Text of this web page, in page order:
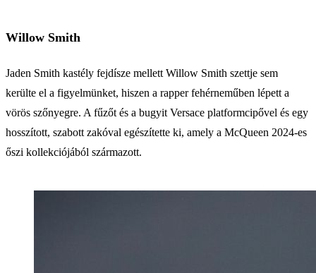
Willow Smith
Jaden Smith kastély fejdísze mellett Willow Smith szettje sem
kerülte el a figyelmünket, hiszen a rapper fehérneműben lépett a
vörös szőnyegre. A fűzőt és a bugyit Versace platformcipővel és egy
hosszított, szabott zakóval egészítette ki, amely a McQueen 2024-es
őszi kollekciójából származott.